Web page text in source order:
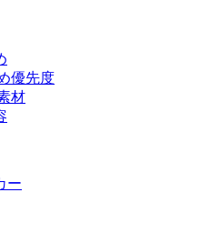
優先度
材
ー